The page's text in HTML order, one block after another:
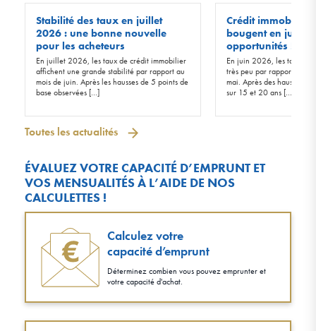
Stabilité des taux en juillet
2026 : une bonne nouvelle
pour les acheteurs
En juillet 2026, les taux de crédit immobilier
affichent une grande stabilité par rapport au
mois de juin. Après les hausses de 5 points de
base observées […]
Crédit immobilier
bougent en juin
opportunités !
En juin 2026, les taux
très peu par rapport à
mai. Après des hausses
sur 15 et 20 ans […]
Toutes les actualités
ÉVALUEZ VOTRE CAPACITÉ D’EMPRUNT ET
VOS MENSUALITÉS À L’AIDE DE NOS
CALCULETTES !
Calculez votre
capacité d’emprunt
Déterminez combien vous pouvez emprunter et
votre capacité d'achat.